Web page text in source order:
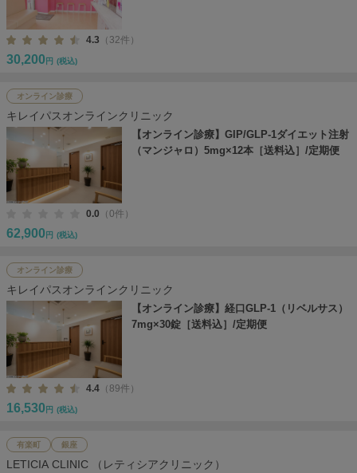
4.3 （32件）
30,200 円 (税込)
オンライン診療
キレイパスオンラインクリニック
【オンライン診療】GIP/GLP-1ダイエット注射
（マンジャロ）5mg×12本［送料込］/定期便
0.0 （0件）
62,900 円 (税込)
オンライン診療
キレイパスオンラインクリニック
【オンライン診療】経口GLP-1（リベルサス）
7mg×30錠［送料込］/定期便
4.4 （89件）
16,530 円 (税込)
有楽町 銀座
LETICIA CLINIC （レティシアクリニック）